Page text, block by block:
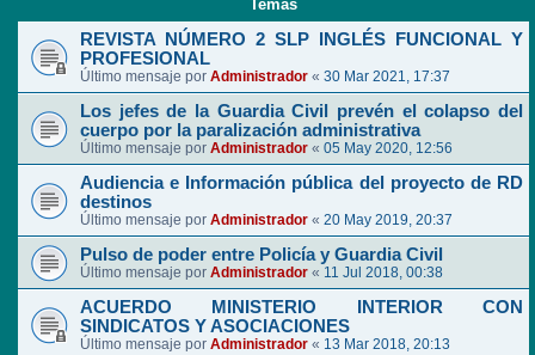
Temas
REVISTA NÚMERO 2 SLP INGLÉS FUNCIONAL Y
PROFESIONAL
Último mensaje por Administrador « 30 Mar 2021, 17:37
Los jefes de la Guardia Civil prevén el colapso del
cuerpo por la paralización administrativa
Último mensaje por Administrador « 05 May 2020, 12:56
Audiencia e Información pública del proyecto de RD
destinos
Último mensaje por Administrador « 20 May 2019, 20:37
Pulso de poder entre Policía y Guardia Civil
Último mensaje por Administrador « 11 Jul 2018, 00:38
ACUERDO MINISTERIO INTERIOR CON
SINDICATOS Y ASOCIACIONES
Último mensaje por Administrador « 13 Mar 2018, 20:13